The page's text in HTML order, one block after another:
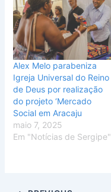
Alex Melo parabeniza
Igreja Universal do Reino
de Deus por realização
do projeto ‘Mercado
Social em Aracaju
maio 7, 2025
Em "Notícias de Sergipe"